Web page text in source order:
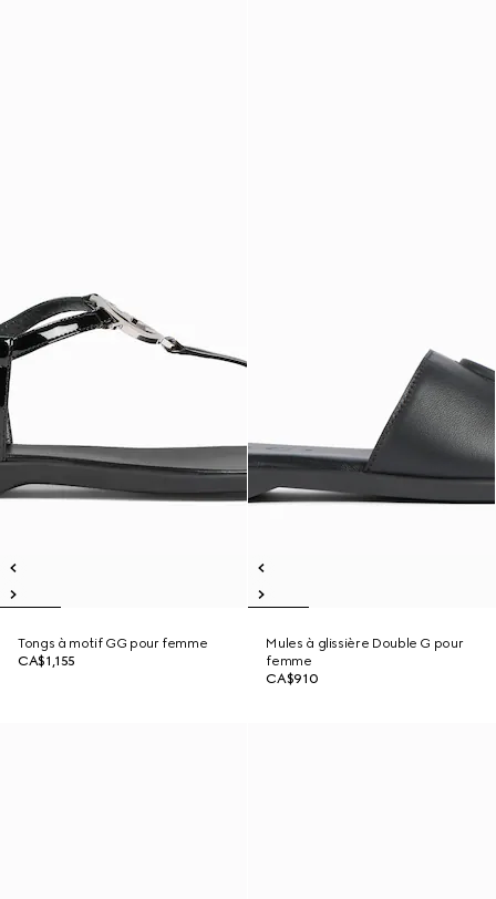
Tongs à motif GG pour femme
CA$1,155
Mules à glissière Double G pour
femme
CA$910